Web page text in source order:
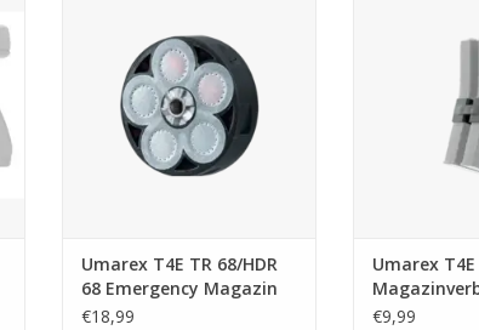
ZUM WARENKORB HINZUFÜGEN
Umarex T4E TR 68/HDR
68 Emergency Magazin
€18,99
ZUM
Umarex T4E
€9,99